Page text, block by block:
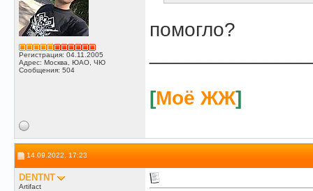
Регистрация: 04.11.2005
Адрес: Москва, ЮАО, ЧЮ
Сообщения: 504
помогло?
[Моё ЖЖ]
14.09.2022, 17:23
DENTNT
Artifact